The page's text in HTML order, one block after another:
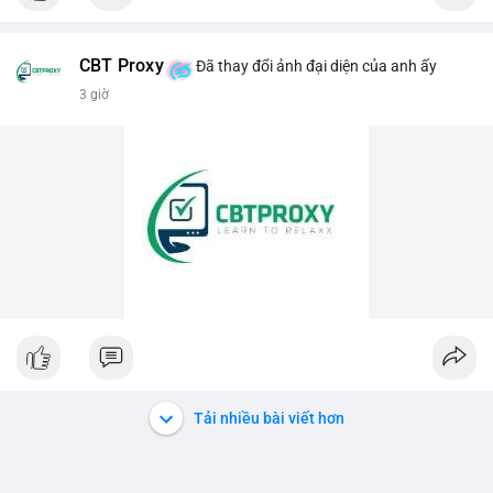
#458btc #chuyenvilanh
#vilanhtichluy
CBT Proxy Đã thay đổi ảnh đại diện của anh ấy
3 giờ
Tải nhiều bài viết hơn